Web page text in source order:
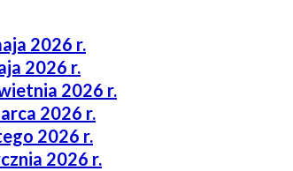
2026 r.
2026 r.
2026 r.
2026 r.
2026 r.
2026 r.